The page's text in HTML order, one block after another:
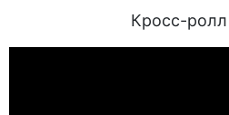
Кросс-ролл